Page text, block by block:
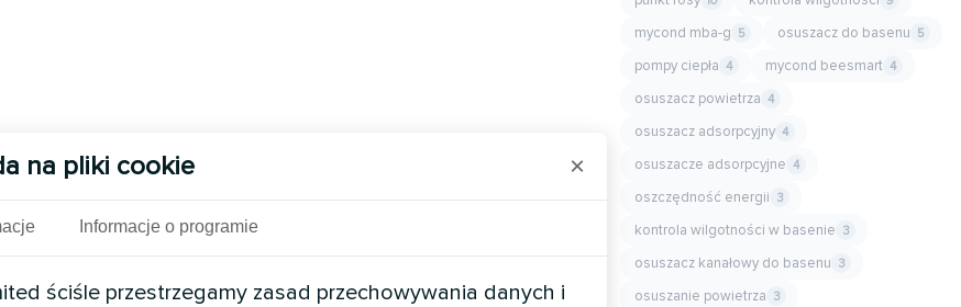
mycond mba-g 5 osuszacz do basenu 5
pompy ciepła 4 mycond beesmart 4
osuszacz powietrza 4
osuszacz adsorpcyjny 4
osuszacze adsorpcyjne 4
oszczędność energii 3
kontrola wilgotności w basenie 3
osuszacz kanałowy do basenu 3
osuszanie powietrza 3
na pliki cookie ×
Informacje o programie
ściśle przestrzegamy zasad przechowywania danych i